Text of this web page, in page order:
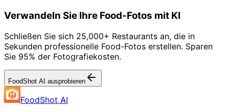
Verwandeln Sie Ihre Food-Fotos mit KI
Schließen Sie sich 25,000+ Restaurants an, die in
Sekunden professionelle Food-Fotos erstellen. Sparen
Sie 95% der Fotografiekosten.
FoodShot AI ausprobieren
FoodShot AI